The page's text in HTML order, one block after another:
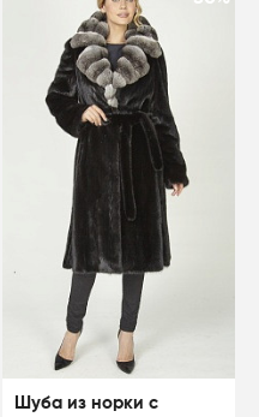
Шуба из норки с